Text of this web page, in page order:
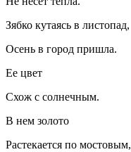
Зябко кутаясь в листопад,
Осень в город пришла.
Ее цвет
Схож с солнечным.
В нем золото
Растекается по мостовым,